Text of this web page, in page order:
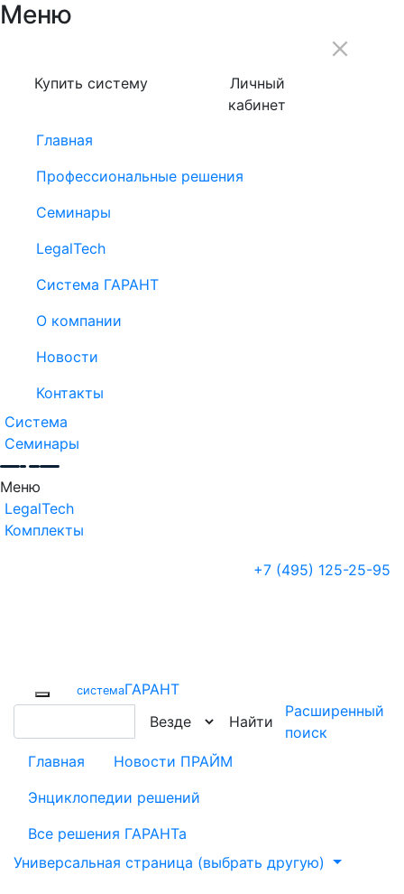
Меню
Купить систему
Личный
кабинет
Главная
Профессиональные решения
Семинары
LegalTech
Система ГАРАНТ
О компании
Новости
Контакты
Система
Семинары
Меню
LegalTech
Комплекты
+7 (495) 125-25-95
cистемаГАРАНТ
Найти
Расширенный
поиск
Главная
Новости ПРАЙМ
Энциклопедии решений
Все решения ГАРАНТа
Универсальная страница (выбрать другую)